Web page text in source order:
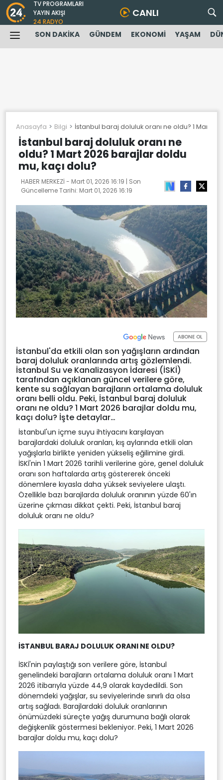
TV PROGRAMLARI
YAYIN AKIŞI
24 RADYO
CANLI
SON DAKİKA GÜNDEM EKONOMİ YAŞAM
Anasayfa Bilgi İstanbul baraj doluluk oranı ne oldu? 1 Mart
İstanbul baraj doluluk oranı ne
oldu? 1 Mart 2026 barajlar doldu
mu, kaçı dolu?
HABER MERKEZİ - Mart 01, 2026 16:19 | Son
Güncelleme Tarihi: Mart 01, 2026 16:19
ABONE OL
İstanbul'da etkili olan son yağışların ardından
baraj doluluk oranlarında artış gözlemlendi.
İstanbul Su ve Kanalizasyon İdaresi (İSKİ)
tarafından açıklanan güncel verilere göre,
kente su sağlayan barajların ortalama doluluk
oranı belli oldu. Peki, İstanbul baraj doluluk
oranı ne oldu? 1 Mart 2026 barajlar doldu mu,
kaçı dolu? İşte detaylar…
İstanbul'un içme suyu ihtiyacını karşılayan
barajlardaki doluluk oranları, kış aylarında etkili olan
yağışlarla birlikte yeniden yükseliş eğilimine girdi.
İSKİ'nin 1 Mart 2026 tarihli verilerine göre, genel doluluk
oranı son haftalarda artış göstererek önceki
dönemlere kıyasla daha yüksek seviyelere ulaştı.
Özellikle bazı barajlarda doluluk oranının yüzde 60'ın
üzerine çıkması dikkat çekti. Peki, İstanbul baraj
doluluk oranı ne oldu?
İSTANBUL BARAJ DOLULUK ORANI NE OLDU?
İSKİ'nin paylaştığı son verilere göre, İstanbul
genelindeki barajların ortalama doluluk oranı 1 Mart
2026 itibarıyla yüzde 44,9 olarak kaydedildi. Son
dönemdeki yağışlar, su seviyelerinde sınırlı da olsa
artış sağladı. Barajlardaki doluluk oranlarının
önümüzdeki süreçte yağış durumuna bağlı olarak
değişkenlik göstermesi bekleniyor. Peki, 1 Mart 2026
barajlar doldu mu, kaçı dolu?